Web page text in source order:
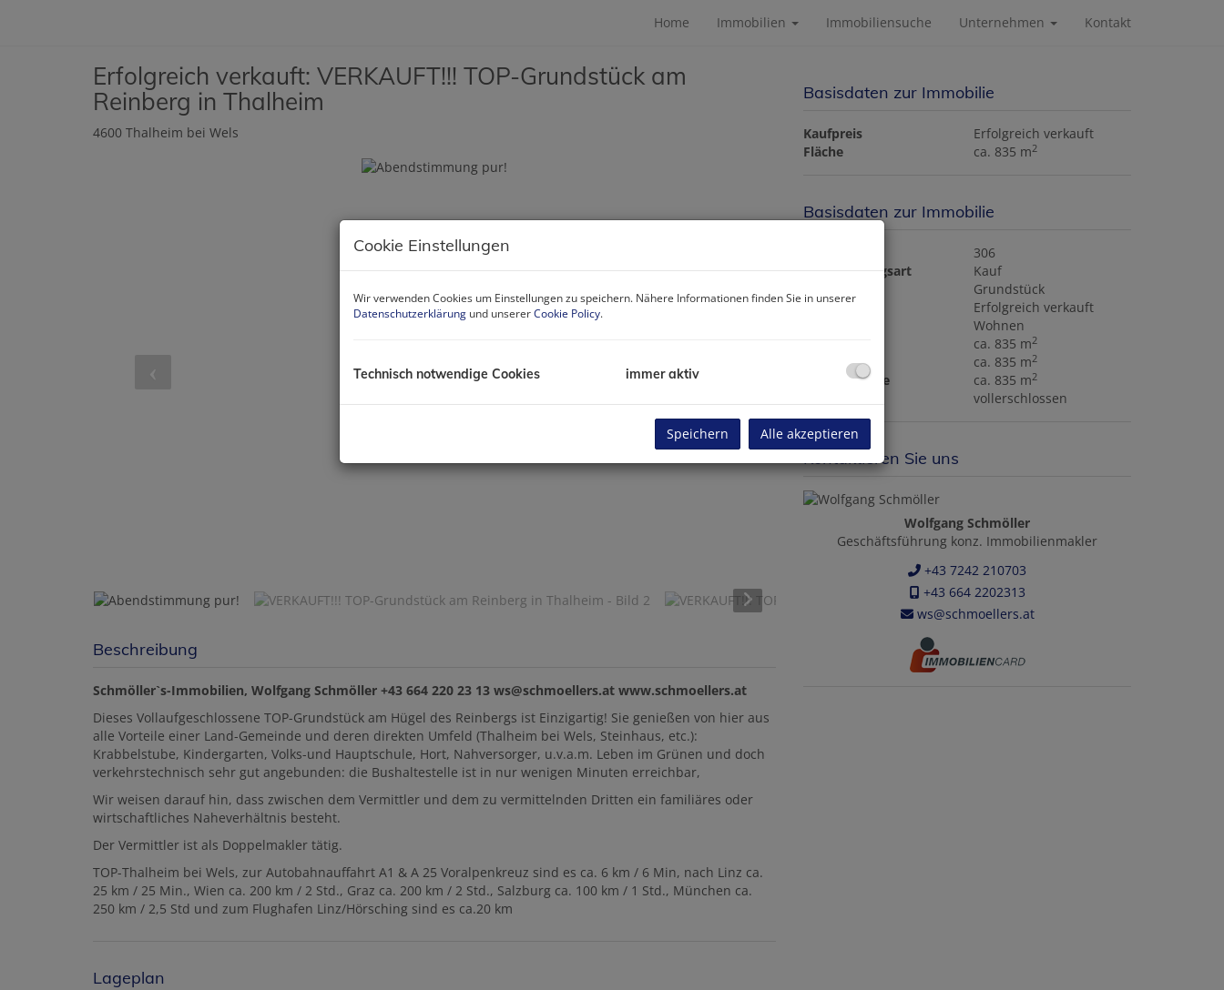
Home Immobilien Immobiliensuche Unternehmen Kontakt
Erfolgreich verkauft: VERKAUFT!!! TOP-Grundstück am
Reinberg in Thalheim
4600 Thalheim bei Wels
Beschreibung
Schmöller`s-Immobilien, Wolfgang Schmöller +43 664 220 23 13 ws@schmoellers.at www.schmoellers.at
Dieses Vollaufgeschlossene TOP-Grundstück am Hügel des Reinbergs ist Einzigartig! Sie genießen von hier aus
alle Vorteile einer Land-Gemeinde und deren direkten Umfeld (Thalheim bei Wels, Steinhaus, etc.):
Krabbelstube, Kindergarten, Volks-und Hauptschule, Hort, Nahversorger, u.v.a.m. Leben im Grünen und doch
verkehrstechnisch sehr gut angebunden: die Bushaltestelle ist in nur wenigen Minuten erreichbar,
Wir weisen darauf hin, dass zwischen dem Vermittler und dem zu vermittelnden Dritten ein familiäres oder
wirtschaftliches Naheverhältnis besteht.
Der Vermittler ist als Doppelmakler tätig.
TOP-Thalheim bei Wels, zur Autobahnauffahrt A1 & A 25 Voralpenkreuz sind es ca. 6 km / 6 Min, nach Linz ca.
25 km / 25 Min., Wien ca. 200 km / 2 Std., Graz ca. 200 km / 2 Std., Salzburg ca. 100 km / 1 Std., München ca.
250 km / 2,5 Std und zum Flughafen Linz/Hörsching sind es ca.20 km
Lageplan
Basisdaten zur Immobilie
Kaufpreis
Erfolgreich verkauft
Fläche
ca. 835 m2
Basisdaten zur Immobilie
306
Vermarktungsart
Kauf
Grundstück
Kaufpreis
Erfolgreich verkauft
Wohnen
ca. 835 m2
Grundfläche ca. 835 m2
Gesamtfläche ca. 835 m2
vollerschlossen
Kontaktieren Sie uns
Wolfgang Schmöller
Geschäftsführung konz. Immobilienmakler
+43 7242 210703
+43 664 2202313
ws@schmoellers.at
Cookie Einstellungen
Wir verwenden Cookies um Einstellungen zu speichern. Nähere Informationen finden Sie in unserer
Datenschutzerklärung und unsererCookie Policy.
Technisch notwendige Cookies immer aktiv
Speichern Alle akzeptieren